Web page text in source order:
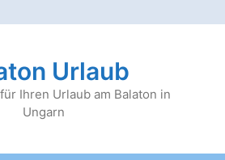
Urlaub
Ihren Urlaub am Balaton in
Ungarn